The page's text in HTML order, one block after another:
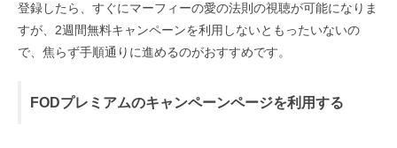
登録したら、すぐにマーフィーの愛の法則の視聴が可能になりま
すが、2週間無料キャンペーンを利用しないともったいないの
で、焦らず手順通りに進めるのがおすすめです。
FODプレミアムのキャンペーンページを利用する